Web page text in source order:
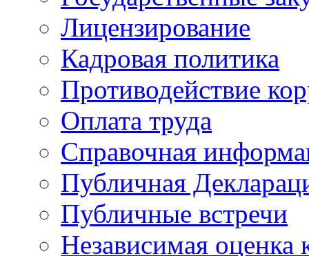
Лицензирование
Кадровая политика
Противодействие
Оплата труда
Справочная
Публичная
Публичные встречи
Независимая оценка